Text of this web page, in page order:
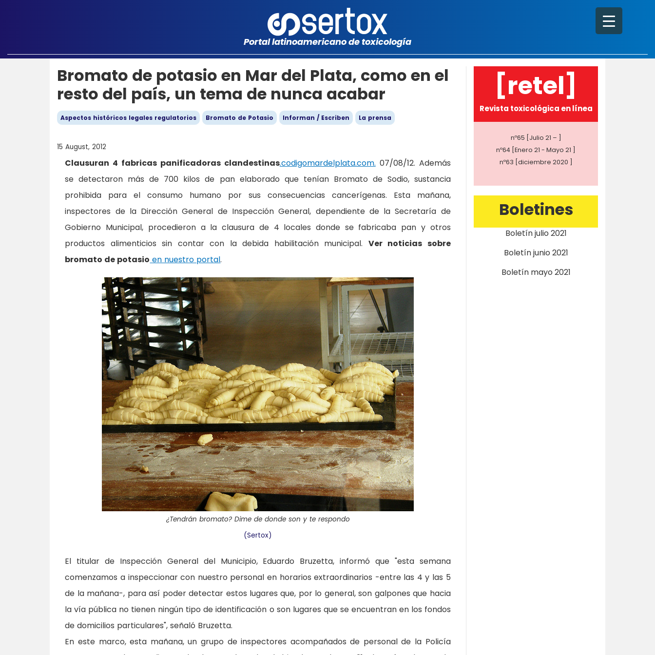
Portal latinoamericano de toxicología
Bromato de potasio en Mar del Plata, como en el
resto del país, un tema de nunca acabar
Aspectos históricos legales regulatorios Bromato de Potasio Informan / Escriben La prensa
15 August, 2012
Clausuran 4 fabricas panificadoras clandestinas.codigomardelplata.com. 07/08/12. Además
se detectaron más de 700 kilos de pan elaborado que tenían Bromato de Sodio, sustancia
prohibida para el consumo humano por sus consecuencias cancerígenas. Esta mañana,
inspectores de la Dirección General de Inspección General, dependiente de la Secretaría de
Gobierno Municipal, procedieron a la clausura de 4 locales donde se fabricaba pan y otros
productos alimenticios sin contar con la debida habilitación municipal. Ver noticias sobre
bromato de potasio en nuestro portal.
¿Tendrán bromato? Dime de donde son y te respondo
(Sertox)
El titular de Inspección General del Municipio, Eduardo Bruzetta, informó que "esta semana
comenzamos a inspeccionar con nuestro personal en horarios extraordinarios -entre las 4 y las 5
de la mañana-, para así poder detectar estos lugares que, por lo general, son galpones que hacia
la vía pública no tienen ningún tipo de identificación o son lugares que se encuentran en los fondos
de domicilios particulares", señaló Bruzetta.
En este marco, esta mañana, un grupo de inspectores acompañados de personal de la Policía
[retel]
Revista toxicológica en línea
nº65 [Julio 21 – ]
nº64 [Enero 21 - Mayo 21 ]
nº63 [diciembre 2020 ]
Boletines
Boletín julio 2021
Boletín junio 2021
Boletín mayo 2021